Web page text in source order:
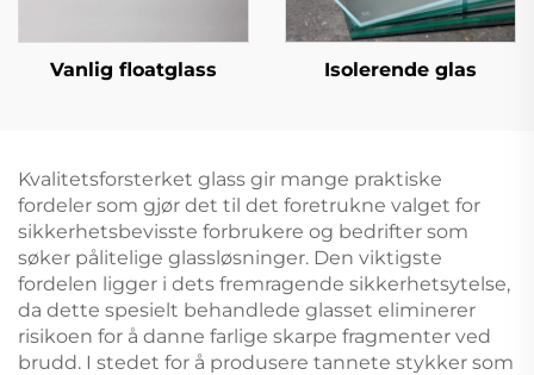
Vanlig floatglass Isolerende glas
Kvalitetsforsterket glass gir mange praktiske
fordeler som gjør det til det foretrukne valget for
sikkerhetsbevisste forbrukere og bedrifter som
søker pålitelige glassløsninger. Den viktigste
fordelen ligger i dets fremragende sikkerhetsytelse,
da dette spesielt behandlede glasset eliminerer
risikoen for å danne farlige skarpe fragmenter ved
brudd. I stedet for å produsere tannete stykker som